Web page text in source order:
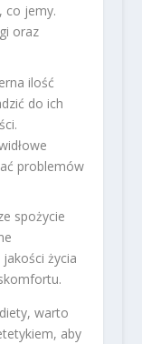
co jemy.
oraz
ilość
do ich
problemów
spożycie
życia
warto
aby